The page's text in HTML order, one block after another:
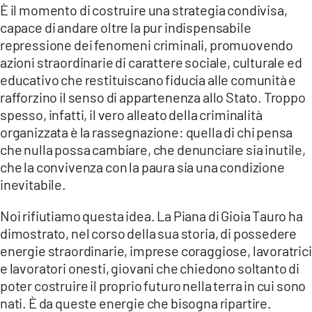
È il momento di costruire una strategia condivisa,
capace di andare oltre la pur indispensabile
repressione dei fenomeni criminali, promuovendo
azioni straordinarie di carattere sociale, culturale ed
educativo che restituiscano fiducia alle comunità e
rafforzino il senso di appartenenza allo Stato. Troppo
spesso, infatti, il vero alleato della criminalità
organizzata è la rassegnazione: quella di chi pensa
che nulla possa cambiare, che denunciare sia inutile,
che la convivenza con la paura sia una condizione
inevitabile.
Noi rifiutiamo questa idea. La Piana di Gioia Tauro ha
dimostrato, nel corso della sua storia, di possedere
energie straordinarie, imprese coraggiose, lavoratrici
e lavoratori onesti, giovani che chiedono soltanto di
poter costruire il proprio futuro nella terra in cui sono
nati. È da queste energie che bisogna ripartire.